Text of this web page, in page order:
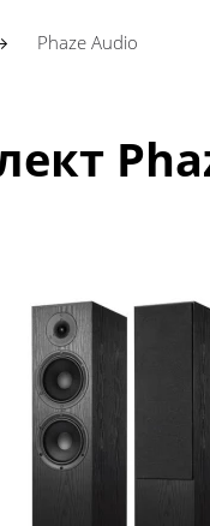
Phaze Audio